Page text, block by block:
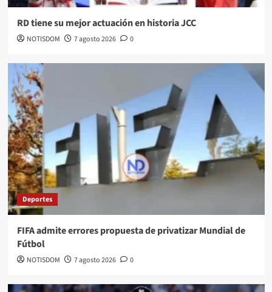
RD tiene su mejor actuación en historia JCC
NOTISDOM 7 agosto 2026 0
Deportes
FIFA admite errores propuesta de privatizar Mundial de
Fútbol
NOTISDOM 7 agosto 2026 0